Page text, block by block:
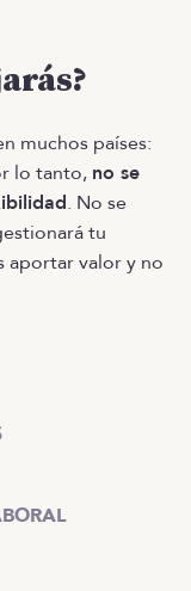
muchos países:
lo tanto, no se
. No se
tu
aportar valor y no